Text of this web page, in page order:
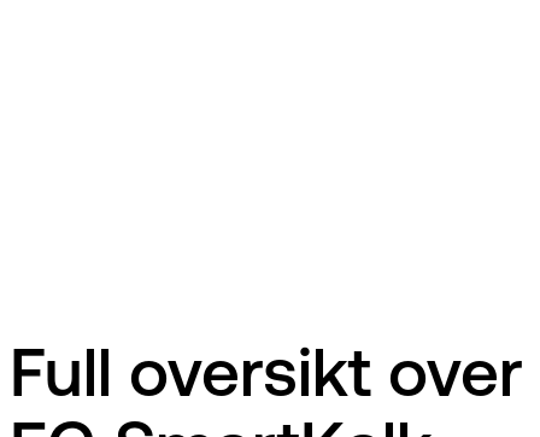
Full oversikt over